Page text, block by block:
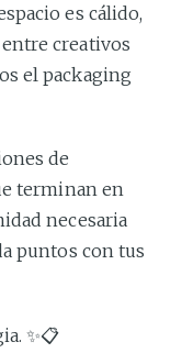
es cálido,
creativos
el packaging
de
terminan en
necesaria
puntos con tus
✨📋